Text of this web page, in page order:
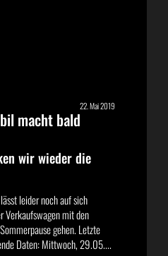
22. Mai 2019
macht bald
wir wieder die
leider noch auf sich
Verkaufswagen mit den
gehen. Letzte
Daten: Mittwoch, 29.05....